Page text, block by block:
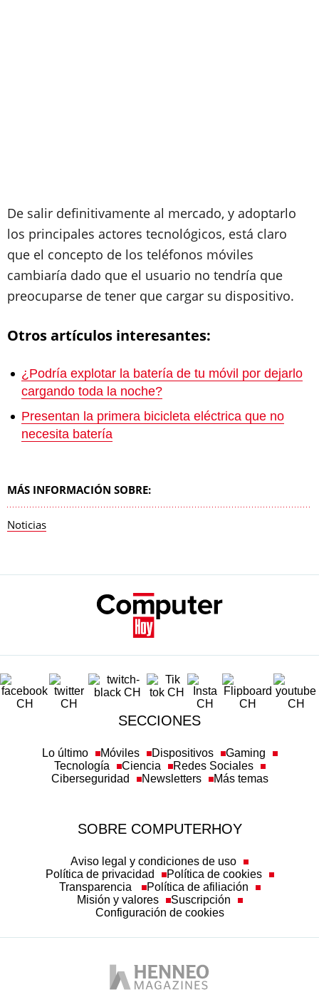
De salir definitivamente al mercado, y adoptarlo
los principales actores tecnológicos, está claro
que el concepto de los teléfonos móviles
cambiaría dado que el usuario no tendría que
preocuparse de tener que cargar su dispositivo.
Otros artículos interesantes:
¿Podría explotar la batería de tu móvil por dejarlo
cargando toda la noche?
Presentan la primera bicicleta eléctrica que no
necesita batería
MÁS INFORMACIÓN SOBRE:
Noticias
SECCIONES
Tecnología
Ciencia
Redes Sociales
Ciberseguridad
Newsletters Más temas
Política de privacidad
Política de cookies
Transparencia
Política de afiliación
Misión y valores
Suscripción
Configuración de cookies